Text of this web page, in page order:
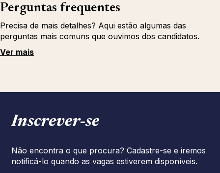
Perguntas frequentes
Precisa de mais detalhes? Aqui estão algumas das
perguntas mais comuns que ouvimos dos candidatos.
Ver mais
Inscrever‑se
Não encontra o que procura? Cadastre-se e iremos
notificá-lo quando as vagas estiverem disponíveis.